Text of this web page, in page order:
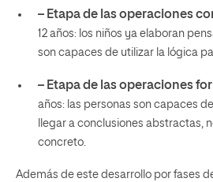
– Etapa de las operaciones
12 años: los niños ya elaboran
son capaces de utilizar la lógica
– Etapa de las operaciones
años: las personas son capaces
llegar a conclusiones abstractas,
concreto.
Además de este desarrollo por fases